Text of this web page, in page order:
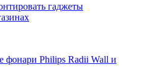
гаджеты
фонари Philips Radii Wall и